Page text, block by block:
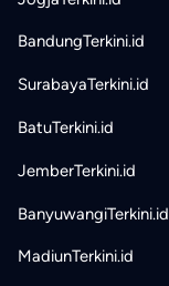
BandungTerkini.id
SurabayaTerkini.id
BatuTerkini.id
JemberTerkini.id
BanyuwangiTerkini.id
MadiunTerkini.id